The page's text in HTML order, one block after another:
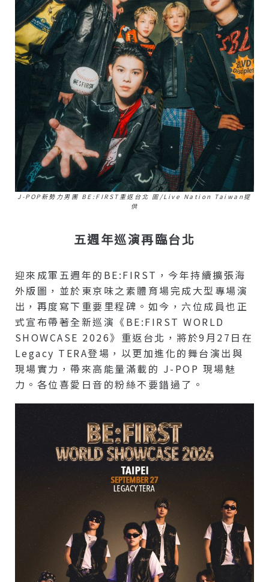
J-POP新勢力男團 BE:FIRST重返台北 圖/Live Nation Taiwan提
供
五週年巡演再臨台北
迎來成軍五週年的BE:FIRST，今年持續擴張海
外版圖，並於東京味之素體育場完成大型專場演
出，再度寫下重要里程碑。如今，六位成員也正
式宣布帶著全新巡演《BE:FIRST WORLD
SHOWCASE 2026》重返台北，將於9月27日在
Legacy TERA登場，以更加進化的舞台演出與
現場實力，帶來高能量滿載的 J-POP 現場魅
力。各位喜愛日音的粉絲不要錯過了。